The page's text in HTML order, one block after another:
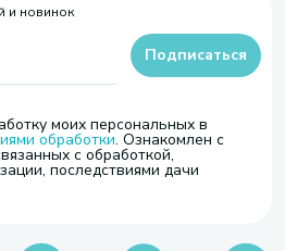
и новинок
моих персональных в
обработки. Ознакомлен с
с обработкой,
последствиями дачи
Подписаться